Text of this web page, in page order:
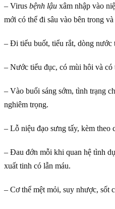
– Virus bệnh lậu xâm nhập vào
mới có thể đi sâu vào bên trong
– Đi tiểu buốt, tiểu rắt, dòng nước
– Nước tiểu đục, có mùi hôi và có
– Vào buổi sáng sớm, tình trạng
nghiêm trọng.
– Lỗ niệu đạo sưng tấy, kèm theo
– Đau đớn mỗi khi quan hệ tình
xuất tinh có lẫn máu.
– Cơ thể mệt mỏi, suy nhược, sốt